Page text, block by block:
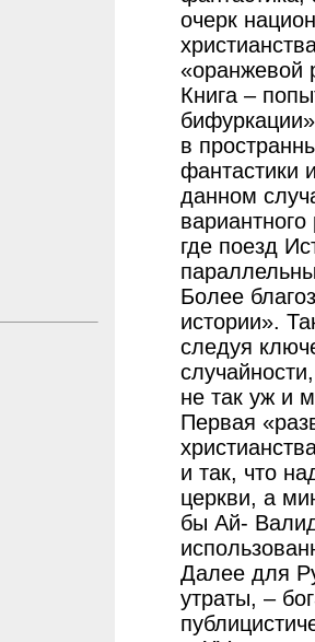
очерк
«оранжевой
Книга –
в
фантастики
данном
где поезд
Более
истории».
следуя
не так уж и
Первая
и так, что
церкви, а
бы Ай-
Далее для
утраты, –